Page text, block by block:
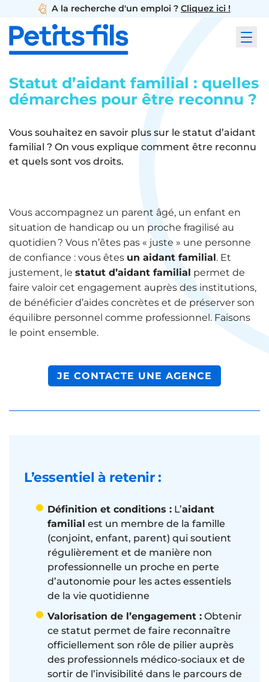
A la recherche d'un emploi ? Cliquez ici !
Statut d’aidant familial : quelles
démarches pour être reconnu ?
Vous souhaitez en savoir plus sur le statut d’aidant
familial ? On vous explique comment être reconnu
et quels sont vos droits.
Vous accompagnez un parent âgé, un enfant en
situation de handicap ou un proche fragilisé au
quotidien ? Vous n’êtes pas « juste » une personne
de confiance : vous êtes un aidant familial. Et
justement, le statut d’aidant familial permet de
faire valoir cet engagement auprès des institutions,
de bénéficier d’aides concrètes et de préserver son
équilibre personnel comme professionnel. Faisons
le point ensemble.
JE CONTACTE UNE AGENCE
L’essentiel à retenir :
Définition et conditions : L’aidant
familial est un membre de la famille
(conjoint, enfant, parent) qui soutient
régulièrement et de manière non
professionnelle un proche en perte
d’autonomie pour les actes essentiels
de la vie quotidienne
Valorisation de l’engagement : Obtenir
ce statut permet de faire reconnaître
officiellement son rôle de pilier auprès
des professionnels médico-sociaux et de
sortir de l’invisibilité dans le parcours de